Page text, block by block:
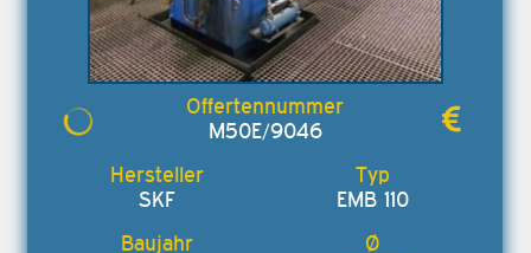
M50E/9046
SKF EMB 110